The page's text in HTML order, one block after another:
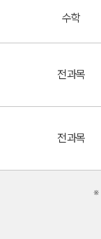
수학
전과목
전과목
※